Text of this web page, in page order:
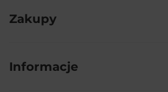
Zakupy
Informacje